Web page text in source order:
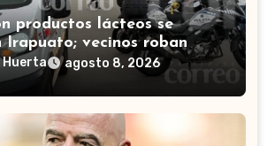
productos lácteos se
Irapuato; vecinos roban
de auxiliar a heridos
Huerta agosto 8, 2026